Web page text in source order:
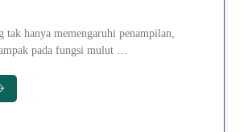
tak hanya memengaruhi penampilan,
pada fungsi mulut …